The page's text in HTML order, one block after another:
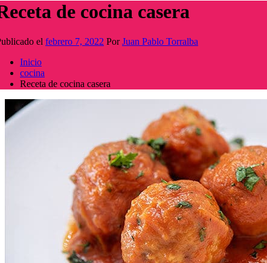
de cocina casera
el febrero 7, 2022 PorJuan Pablo Torralba
Inicio
cocina
Receta de cocina casera